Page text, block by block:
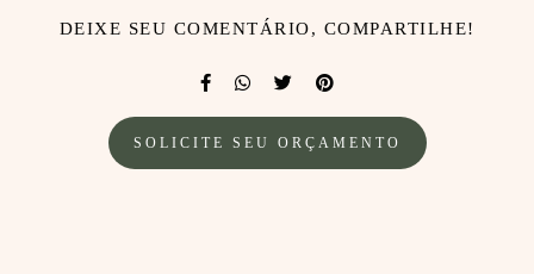
DEIXE SEU COMENTÁRIO, COMPARTILHE!
SOLICITE SEU ORÇAMENTO